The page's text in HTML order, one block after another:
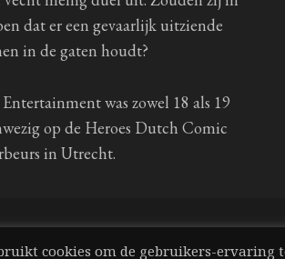
dat er een gevaarlijk uitziende
in de gaten houdt?
was zowel 18 als 19
op de Heroes Dutch Comic
in Utrecht.
gemaakt door WordPress
cookies om de gebruikers-ervaring